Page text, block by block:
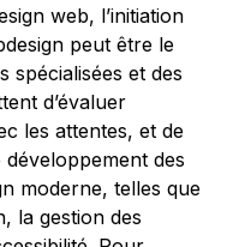
web, l’initiation
peut être le
spécialisées et des
d’évaluer
les attentes, et de
des
moderne, telles que
la gestion des